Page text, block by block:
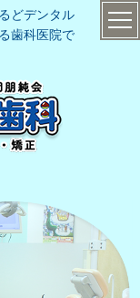
どデンタル
歯科医院で